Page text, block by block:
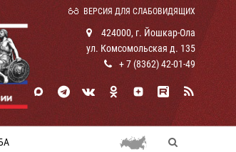
ВЕРСИЯ ДЛЯ СЛАБОВИДЯЩИХ
424000, г. Йошкар-Ола
ул. Комсомольская д. 135
+ 7 (8362) 42-01-49